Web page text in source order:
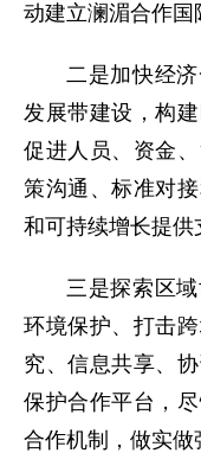
动建立澜湄合作国
二是加快经
发展带建设，构
促进人员、资金
策沟通、标准对
和可持续增长提供
三是探索区
环境保护、打击
究、信息共享、
保护合作平台，
合作机制，做实做